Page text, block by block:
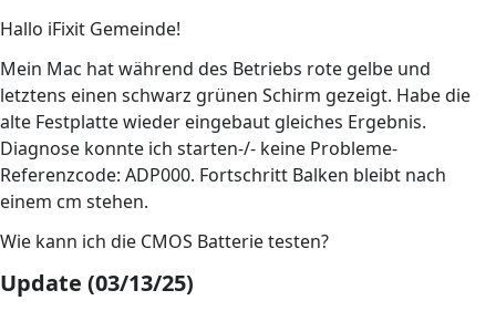
Hallo iFixit Gemeinde!
Mein Mac hat während des Betriebs rote gelbe und
letztens einen schwarz grünen Schirm gezeigt. Habe die
alte Festplatte wieder eingebaut gleiches Ergebnis.
Diagnose konnte ich starten-/- keine Probleme-
Referenzcode: ADP000. Fortschritt Balken bleibt nach
einem cm stehen.
Wie kann ich die CMOS Batterie testen?
Update (03/13/25)